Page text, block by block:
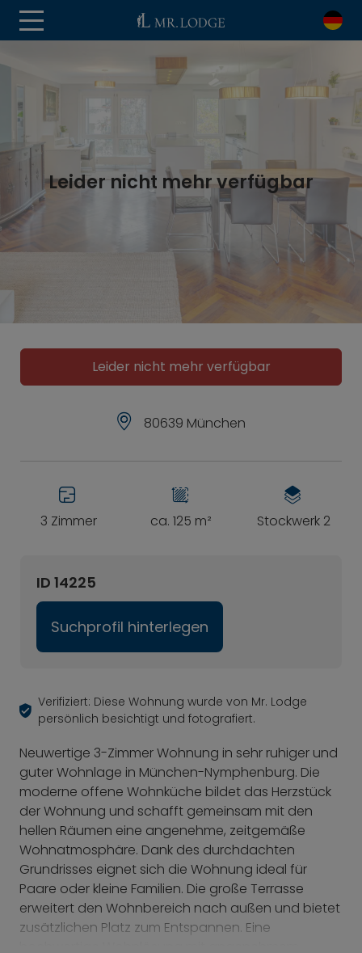
Leider nicht mehr verfügbar
Leider nicht mehr verfügbar
80639 München
3 Zimmer ca. 125 m² Stockwerk 2
ID 14225
Suchprofil hinterlegen
Verifiziert: Diese Wohnung wurde von Mr. Lodge
persönlich besichtigt und fotografiert.
Neuwertige 3-Zimmer Wohnung in sehr ruhiger und
guter Wohnlage in München-Nymphenburg. Die
moderne offene Wohnküche bildet das Herzstück
der Wohnung und schafft gemeinsam mit den
hellen Räumen eine angenehme, zeitgemäße
Wohnatmosphäre. Dank des durchdachten
Grundrisses eignet sich die Wohnung ideal für
Paare oder kleine Familien. Die große Terrasse
erweitert den Wohnbereich nach außen und bietet
zusätzlichen Platz zum Entspannen. Eine